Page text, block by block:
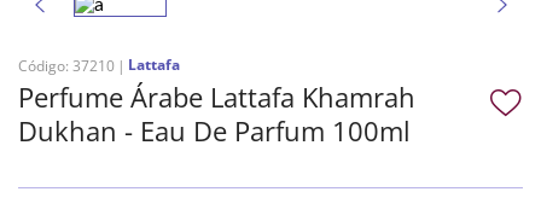
Código: 37210 Lattafa
Perfume Árabe Lattafa Khamrah
Dukhan - Eau De Parfum 100ml